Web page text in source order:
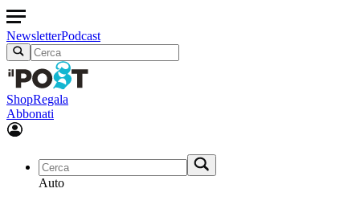
NewsletterPodcast
ShopRegala
Abbonati
Auto